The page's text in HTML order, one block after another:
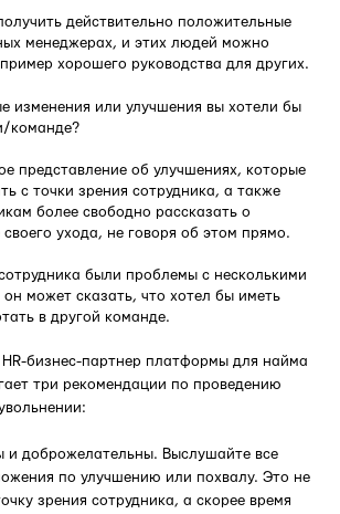
действительно положительные
менеджерах, и этих людей можно
хорошего руководства для других.
изменения или улучшения вы хотели бы
команде?
представление об улучшениях, которые
с точки зрения сотрудника, а также
более свободно рассказать о
ухода, не говоря об этом прямо.
были проблемы с несколькими
может сказать, что хотел бы иметь
в другой команде.
HR-бизнес-партнер платформы для найма
три рекомендации по проведению
и доброжелательны. Выслушайте все
по улучшению или похвалу. Это не
зрения сотрудника, а скорее время